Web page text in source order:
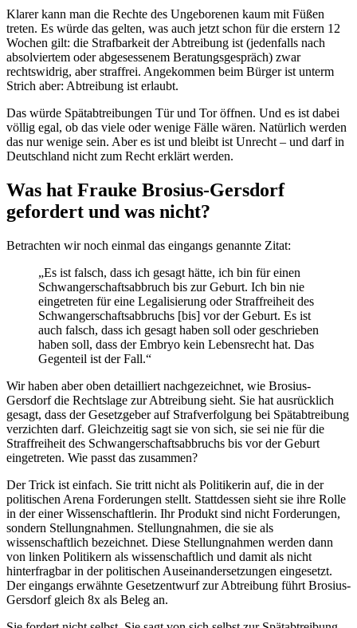
Klarer kann man die Rechte des Ungeborenen kaum mit Füßen
treten. Es würde das gelten, was auch jetzt schon für die erstern 12
Wochen gilt: die Strafbarkeit der Abtreibung ist (jedenfalls nach
absolviertem oder abgesessenem Beratungsgespräch) zwar
rechtswidrig, aber straffrei. Angekommen beim Bürger ist unterm
Strich aber: Abtreibung ist erlaubt.
Das würde Spätabtreibungen Tür und Tor öffnen. Und es ist dabei
völlig egal, ob das viele oder wenige Fälle wären. Natürlich werden
das nur wenige sein. Aber es ist und bleibt ist Unrecht – und darf in
Deutschland nicht zum Recht erklärt werden.
Was hat Frauke Brosius-Gersdorf
gefordert und was nicht?
Betrachten wir noch einmal das eingangs genannte Zitat:
„Es ist falsch, dass ich gesagt hätte, ich bin für einen
Schwangerschaftsabbruch bis zur Geburt. Ich bin nie
eingetreten für eine Legalisierung oder Straffreiheit des
Schwangerschaftsabbruchs [bis] vor der Geburt. Es ist
auch falsch, dass ich gesagt haben soll oder geschrieben
haben soll, dass der Embryo kein Lebensrecht hat. Das
Gegenteil ist der Fall.“
Wir haben aber oben detailliert nachgezeichnet, wie Brosius-
Gersdorf die Rechtslage zur Abtreibung sieht. Sie hat ausrücklich
gesagt, dass der Gesetzgeber auf Strafverfolgung bei Spätabtreibung
verzichten darf. Gleichzeitig sagt sie von sich, sie sei nie für die
Straffreiheit des Schwangerschaftsabbruchs bis vor der Geburt
eingetreten. Wie passt das zusammen?
Der Trick ist einfach. Sie tritt nicht als Politikerin auf, die in der
politischen Arena Forderungen stellt. Stattdessen sieht sie ihre Rolle
in der einer Wissenschaftlerin. Ihr Produkt sind nicht Forderungen,
sondern Stellungnahmen. Stellungnahmen, die sie als
wissenschaftlich bezeichnet. Diese Stellungnahmen werden dann
von linken Politikern als wissenschaftlich und damit als nicht
hinterfragbar in der politischen Auseinandersetzungen eingesetzt.
Der eingangs erwähnte Gesetzentwurf zur Abtreibung führt Brosius-
Gersdorf gleich 8x als Beleg an.